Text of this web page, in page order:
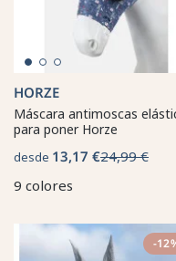
HORZE
Máscara antimoscas
para poner Horze
desde 13,17 €24,99 €
9 colores
-